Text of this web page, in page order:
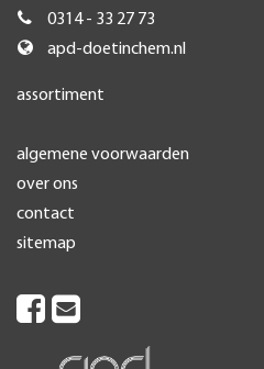
0314 - 33 27 73
apd-doetinchem.nl
assortiment
algemene voorwaarden
over ons
contact
sitemap